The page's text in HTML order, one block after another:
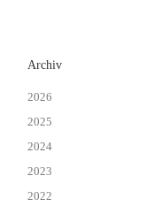
Archiv
2026
2025
2024
2023
2022